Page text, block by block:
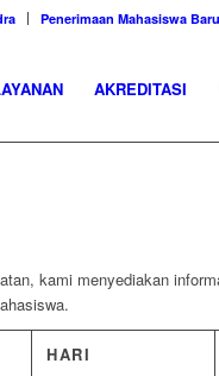
Penerimaan Mahasiswa Baru
AKREDITASI
kami menyediakan
HARI